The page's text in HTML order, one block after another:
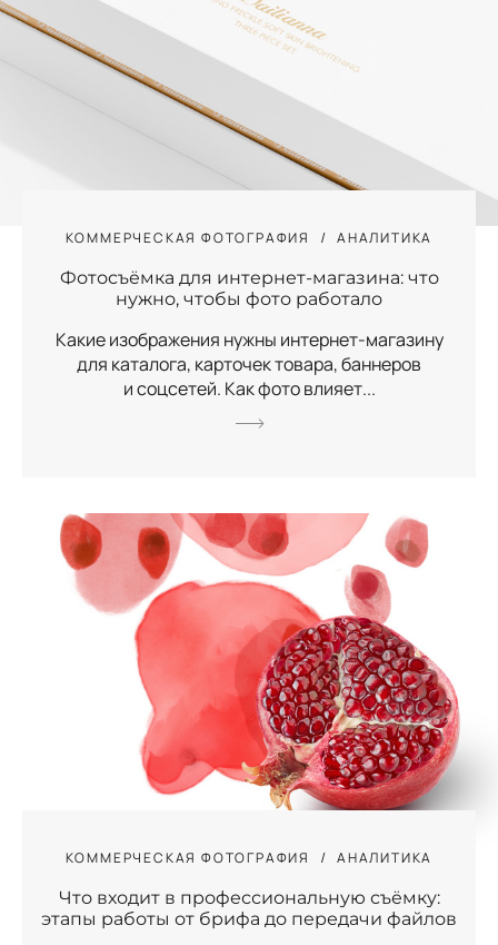
КОММЕРЧЕСКАЯ ФОТОГРАФИЯ АНАЛИТИКА
Фотосъёмка для интернет-магазина: что
нужно, чтобы фото работало
Какие изображения нужны интернет-магазину
для каталога, карточек товара, баннеров
и соцсетей. Как фото влияет...
КОММЕРЧЕСКАЯ ФОТОГРАФИЯ АНАЛИТИКА
Что входит в профессиональную съёмку:
этапы работы от брифа до передачи файлов